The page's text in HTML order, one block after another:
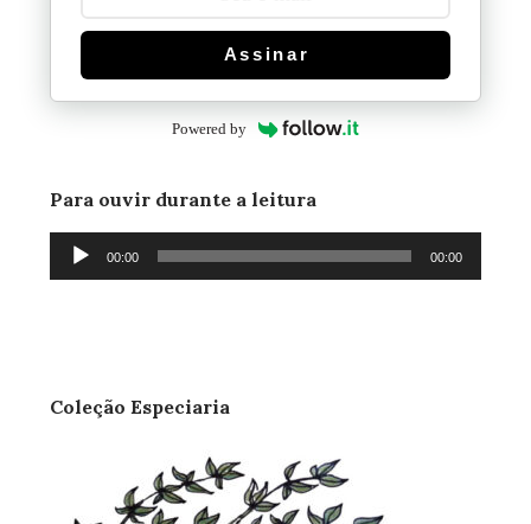
Assinar
Powered by
Para ouvir durante a leitura
Tocador
00:00 00:00
Coleção Especiaria